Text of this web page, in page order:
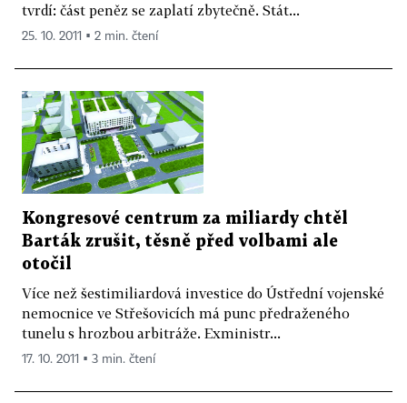
tvrdí: část peněz se zaplatí zbytečně. Stát...
25. 10. 2011 ▪ 2 min. čtení
Kongresové centrum za miliardy chtěl
Barták zrušit, těsně před volbami ale
otočil
Více než šestimiliardová investice do Ústřední vojenské
nemocnice ve Střešovicích má punc předraženého
tunelu s hrozbou arbitráže. Exministr...
17. 10. 2011 ▪ 3 min. čtení